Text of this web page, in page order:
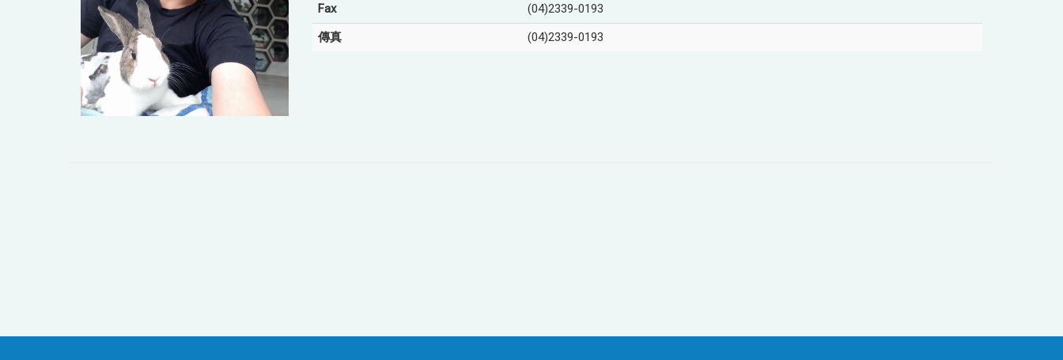
Fax
(04)2339-0193
傳真
(04)2339-0193